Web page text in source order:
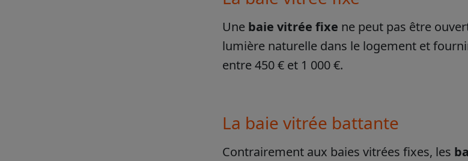
Une baie vitrée fixe ne peut pas être
lumière naturelle dans le logement et
entre 450 € et 1 000 €.
La baie vitrée battante
Contrairement aux baies vitrées fixes, les b